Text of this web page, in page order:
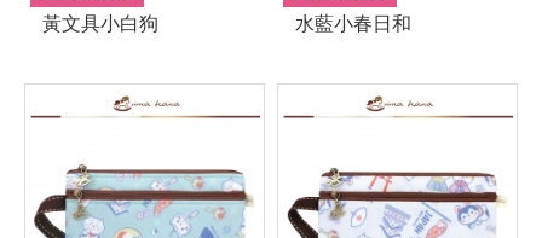
黃文具小白狗 水藍小春日和